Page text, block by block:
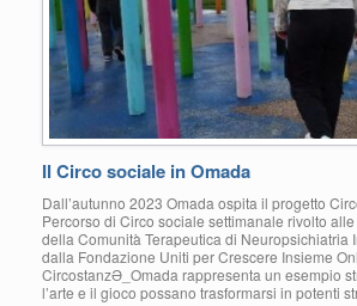
Il Circo sociale in Omada
Dall’autunno 2023 Omada ospita il progetto
Percorso di Circo sociale settimanale rivolto
della Comunità Terapeutica di Neuropsichiatria
dalla Fondazione Uniti per Crescere Insieme
CircostanzƏ_Omada rappresenta un esempio
l’arte e il gioco possano trasformarsi in potenti